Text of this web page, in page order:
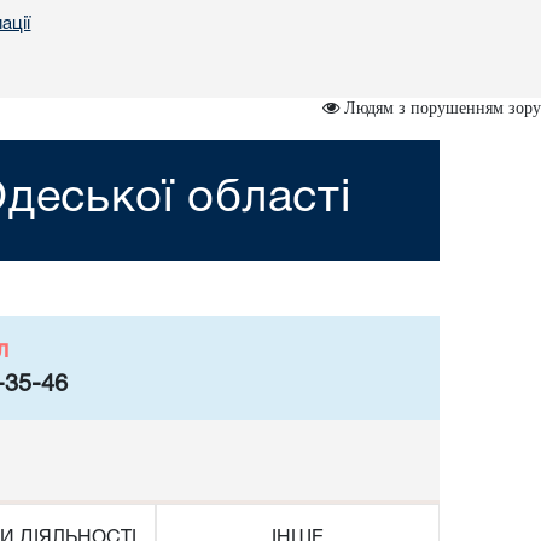
Людям з порушенням зору
області
35-46